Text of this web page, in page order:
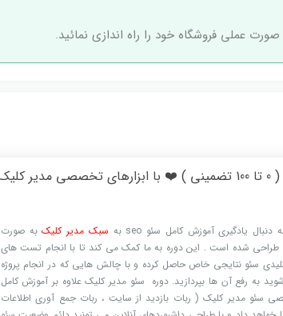
عملی فروشگاه خود را راه اندازی نمائید.
دنبال یادگیریآموزش کامل سئو seo به سبک مدیر کلیک به صورت
طراحی شده است . این دوره به ما کمک می کند تا با انجام تست های
سئو نتایجی خاص حاصل کرده و با چالش هایی که در انجام پروژه
به رفع آن ها بپردازید. دوره سئو مدیر کلیک علاوه بر آموزش کامل
سئو مدیر کلیک ( ربات بازدید از سایت ، ربات جمع آوری اطلاعات